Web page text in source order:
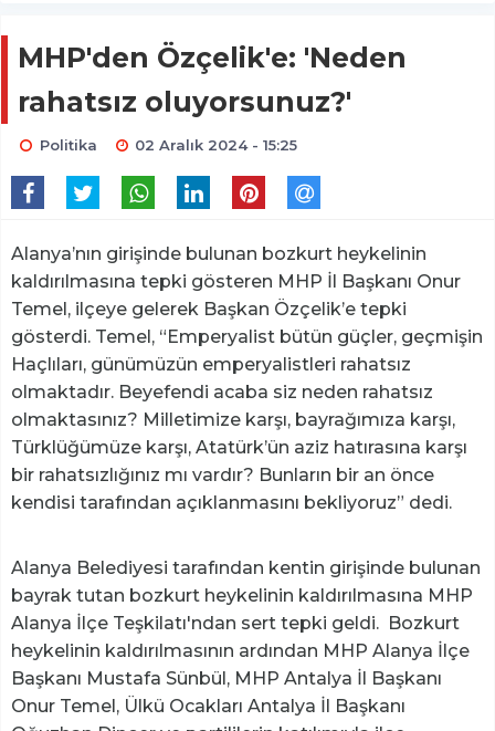
MHP'den Özçelik'e: 'Neden
rahatsız oluyorsunuz?'
Politika 02 Aralık 2024 - 15:25
Alanya’nın girişinde bulunan bozkurt heykelinin
kaldırılmasına tepki gösteren MHP İl Başkanı Onur
Temel, ilçeye gelerek Başkan Özçelik’e tepki
gösterdi. Temel, “Emperyalist bütün güçler, geçmişin
Haçlıları, günümüzün emperyalistleri rahatsız
olmaktadır. Beyefendi acaba siz neden rahatsız
olmaktasınız? Milletimize karşı, bayrağımıza karşı,
Türklüğümüze karşı, Atatürk’ün aziz hatırasına karşı
bir rahatsızlığınız mı vardır? Bunların bir an önce
kendisi tarafından açıklanmasını bekliyoruz” dedi.
Alanya Belediyesi tarafından kentin girişinde bulunan
bayrak tutan bozkurt heykelinin kaldırılmasına MHP
Alanya İlçe Teşkilatı'ndan sert tepki geldi. Bozkurt
heykelinin kaldırılmasının ardından MHP Alanya İlçe
Başkanı Mustafa Sünbül, MHP Antalya İl Başkanı
Onur Temel, Ülkü Ocakları Antalya İl Başkanı